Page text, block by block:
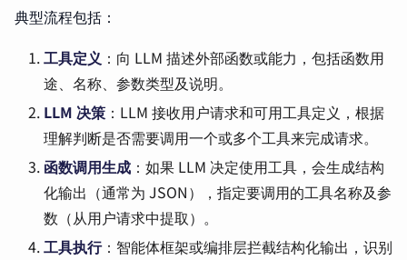
典型流程包括：
工具定义 ：向 LLM 描述外部函数或能力，包括函数用
途、名称、参数类型及说明。
LLM 决策 ：LLM 接收用户请求和可用工具定义，根据
理解判断是否需要调用一个或多个工具来完成请求。
函数调用生成 ：如果 LLM 决定使用工具，会生成结构
化输出（通常为 JSON），指定要调用的工具名称及参
数（从用户请求中提取）。
工具执行：智能体框架或编排层拦截结构化输出，识别